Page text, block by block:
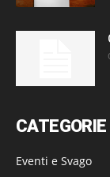
Eventi e Svago